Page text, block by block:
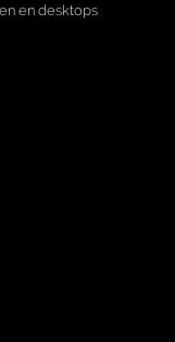
en desktops